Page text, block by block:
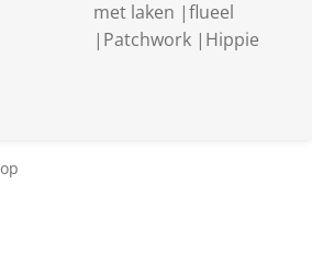
met laken |flueel
|Patchwork |Hippie